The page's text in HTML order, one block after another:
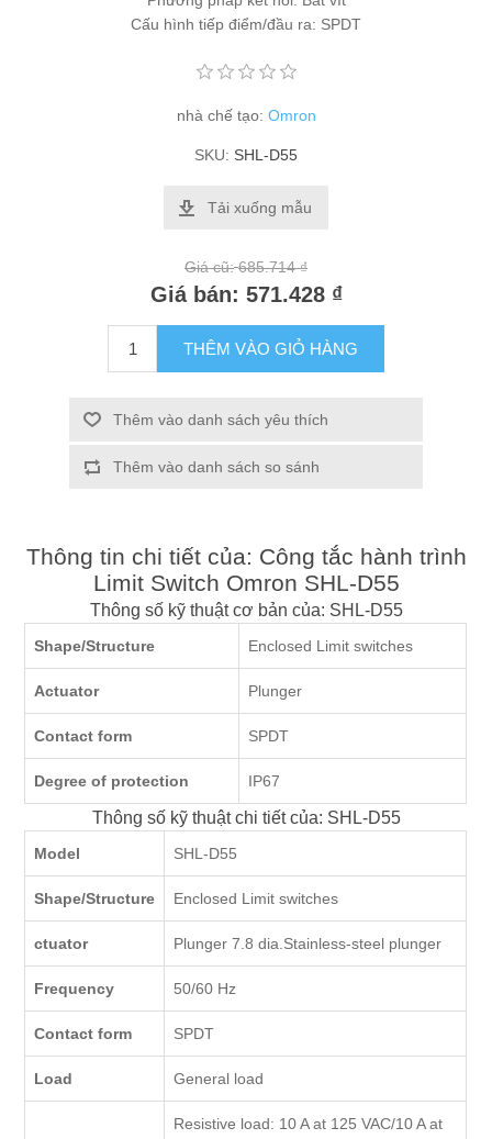
Cấu hình tiếp điểm/đầu ra: SPDT
nhà chế tạo: Omron
SKU: SHL-D55
Tải xuống mẫu
Giá cũ: 685.714 ₫
Giá bán: 571.428 ₫
THÊM VÀO GIỎ HÀNG
Thêm vào danh sách yêu thích
Thêm vào danh sách so sánh
Thông tin chi tiết của: Công tắc hành trình
Limit Switch Omron SHL-D55
Thông số kỹ thuật cơ bản của: SHL-D55
Shape/Structure Enclosed Limit switches
Actuator Plunger
Contact form SPDT
Degree of protection IP67
Thông số kỹ thuật chi tiết của: SHL-D55
Model SHL-D55
Shape/Structure Enclosed Limit switches
ctuator Plunger 7.8 dia.Stainless-steel plunger
Frequency 50/60 Hz
Contact form SPDT
Load General load
Resistive load: 10 A at 125 VAC/10 A at